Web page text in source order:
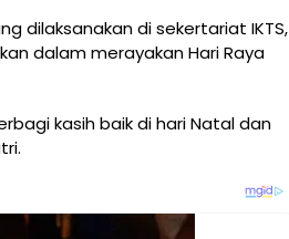
dilaksanakan di sekertariat IKTS,
dalam merayakan Hari Raya
kasih baik di hari Natal dan